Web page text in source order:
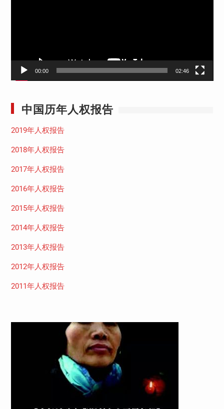
00:00 02:46
中国历年人权报告
2019年人权报告
2018年人权报告
2017年人权报告
2016年人权报告
2015年人权报告
2014年人权报告
2013年人权报告
2012年人权报告
2011年人权报告